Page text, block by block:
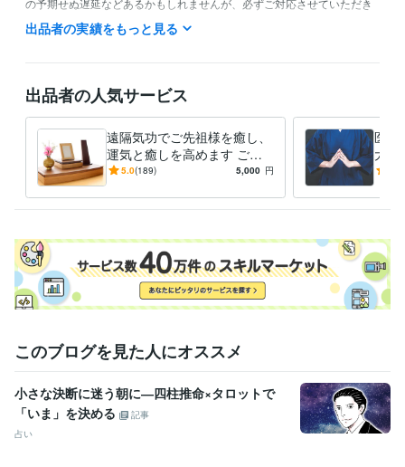
の予期せぬ遅延などあるかもしれませんが、必ずご対応させていただき
ます。どうぞご容赦ください。
また、地方在住のため、月に数回ほど親戚のお手伝い関係で何度かお休
みが入る可能性がございます。誠に申し訳ございませんが、何卒宜しく
お願い致します。
23時以降は気の修練と遠隔気功に集中しております。そのためお返事が
ココナラ販売件数3000件突破 ココナラ販売件数5000件突破
ココナ
ラ販売件数10000件突破
出品者の実績をもっと見る
出品者の人気サービス
遠隔気功でご先祖様を癒し、
運気と癒しを高めます ご先
祖様の応援と共に幸せを掴
5.0(189) 5,000 円
医学
大周
医学
このブログを見た人にオススメ
小さな決断に迷う朝に―四柱推命×タロットで
「いま」を決める
記事
占い